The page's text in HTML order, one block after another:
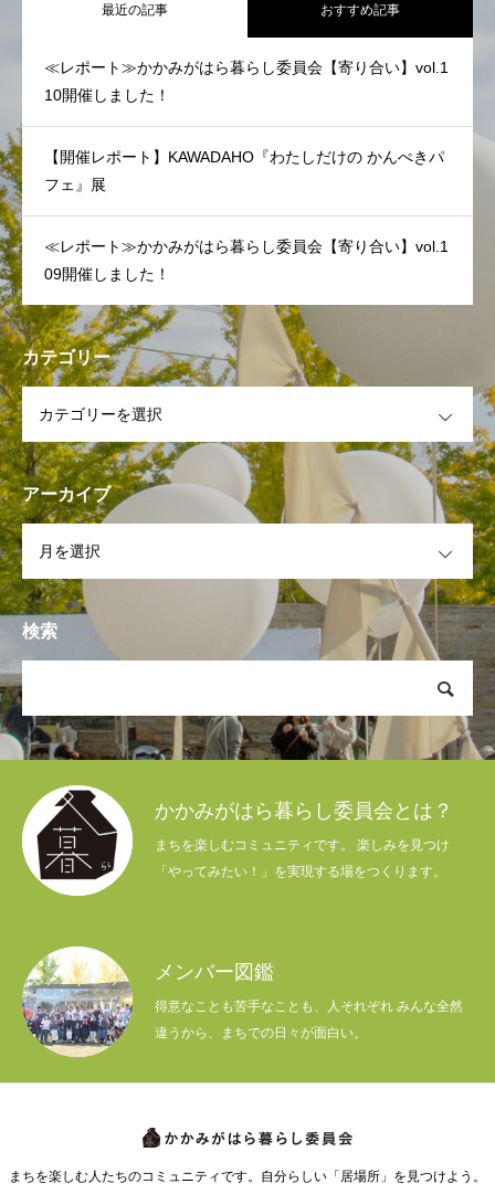
最近の記事 おすすめ記事
≪レポート≫かかみがはら暮らし委員会【寄り合い】vol.1
10開催しました！
【開催レポート】KAWADAHO『わたしだけの かんぺきパ
フェ』展
≪レポート≫かかみがはら暮らし委員会【寄り合い】vol.1
09開催しました！
カテゴリー
アーカイブ
検索
かかみがはら暮らし委員会とは？
まちを楽しむコミュニティです。 楽しみを見つけ
「やってみたい！」を実現する場をつくります。
メンバー図鑑
得意なことも苦手なことも、人それぞれ みんな全然
違うから、まちでの日々が面白い。
まちを楽しむ人たちのコミュニティです。自分らしい「居場所」を見つけよう。